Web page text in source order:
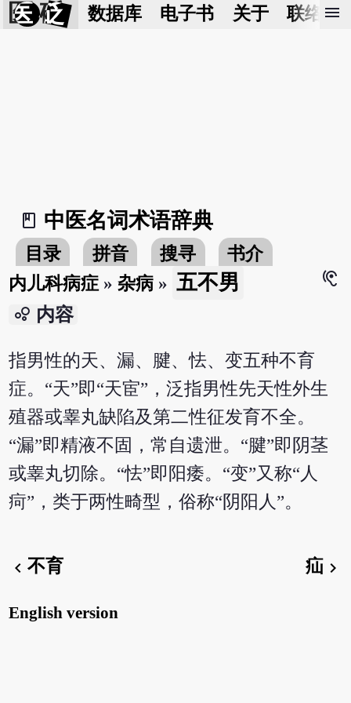
医 砭 数据库 电子书 关于 联络我
menu
book_2
中医名词术语辞典
目录 拼音 搜寻
书介
内儿科病症 »杂病 » 五不男
hearing
bubble_chart 内容
指男性的天、漏、腱、怯、变五种不育
症。“天”即“天宦”，泛指男性先天性外生
殖器或睾丸缺陷及第二性征发育不全。
“漏”即精液不固，常自遗泄。“腱”即阴茎
或睾丸切除。“怯”即阳痿。“变”又称“人
疴”，类于两性畸型，俗称“阴阳人”。
chevron_left不育 疝 chevron_right
English version